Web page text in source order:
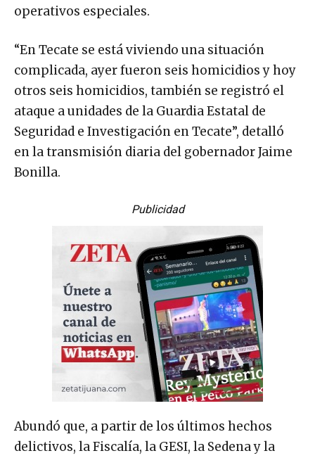
operativos especiales.
“En Tecate se está viviendo una situación
complicada, ayer fueron seis homicidios y hoy
otros seis homicidios, también se registró el
ataque a unidades de la Guardia Estatal de
Seguridad e Investigación en Tecate”, detalló
en la transmisión diaria del gobernador Jaime
Bonilla.
Publicidad
Abundó que, a partir de los últimos hechos
delictivos, la Fiscalía, la GESI, la Sedena y la